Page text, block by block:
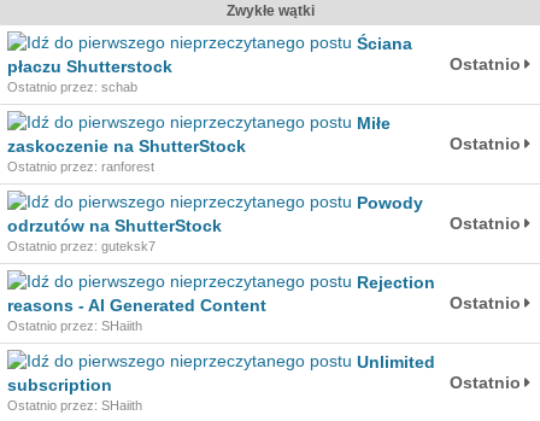
Zwykłe wątki
Ściana
płaczu Shutterstock
Ostatnio przez: schab
Ostatnio
Miłe
zaskoczenie na ShutterStock
Ostatnio przez: ranforest
Ostatnio
Powody
odrzutów na ShutterStock
Ostatnio przez: guteksk7
Ostatnio
Rejection
reasons - AI Generated Content
Ostatnio przez: SHaiith
Ostatnio
Unlimited
subscription
Ostatnio przez: SHaiith
Ostatnio